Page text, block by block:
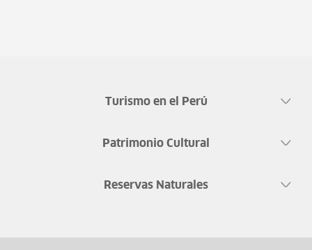
Turismo en el Perú
Patrimonio Cultural
Reservas Naturales